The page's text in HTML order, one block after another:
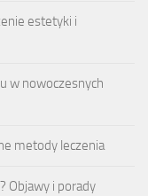
estetyki i
w nowoczesnych
metody leczenia
Objawy i porady